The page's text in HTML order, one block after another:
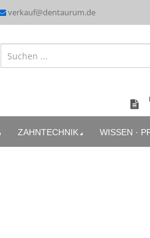
verkauf@dentaurum.de
ZAHNTECHNIK WISSEN ·